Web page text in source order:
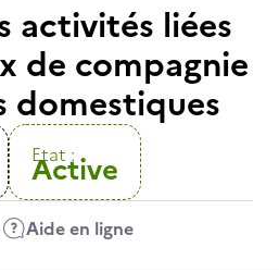
activités liées
de compagnie
domestiques
Etat :
Active
Aide en ligne